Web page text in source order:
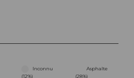
Inconnu
(12%)
Asphalte
(28%)